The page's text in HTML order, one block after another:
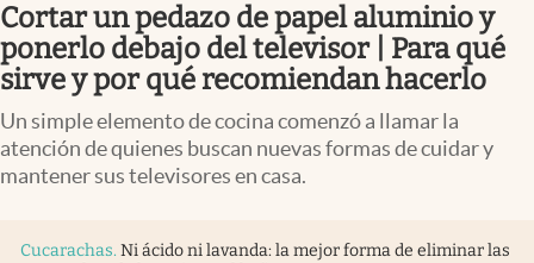
Colombia
Cortar un pedazo de papel aluminio y
ponerlo debajo del televisor | Para qué
sirve y por qué recomiendan hacerlo
Un simple elemento de cocina comenzó a llamar la
atención de quienes buscan nuevas formas de cuidar y
mantener sus televisores en casa.
Cucarachas. Ni ácido ni lavanda: la mejor forma de eliminar las